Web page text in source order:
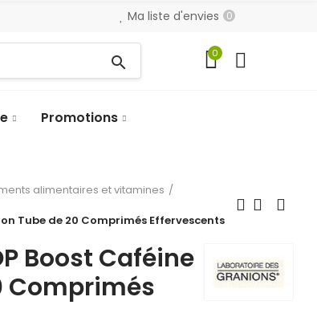
Ma liste d'envies 0
search 0
Promotions
alimentaires et vitamines
Tube de 20 Comprimés Effervescents
Boost Caféine
Comprimés